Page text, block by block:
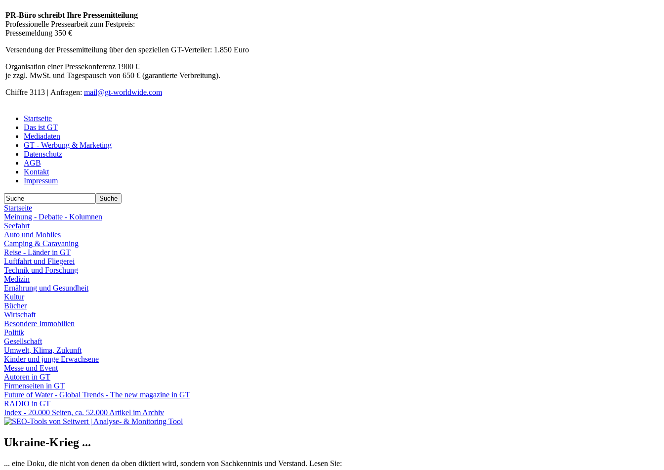
PR-Büro schreibt Ihre Pressemitteilung
Professionelle Pressearbeit zum Festpreis:
Pressemeldung 350 €
Versendung der Pressemitteilung über den speziellen GT-Verteiler: 1.850 Euro
Organisation einer Pressekonferenz 1900 €
je zzgl. MwSt. und Tagespausch von 650 € (garantierte Verbreitung).
Chiffre 3113 | Anfragen: mail@gt-worldwide.com
Startseite
Das ist GT
Mediadaten
GT - Werbung & Marketing
Datenschutz
AGB
Kontakt
Impressum
Startseite
Meinung - Debatte - Kolumnen
Seefahrt
Auto und Mobiles
Camping & Caravaning
Reise - Länder in GT
Luftfahrt und Fliegerei
Technik und Forschung
Medizin
Ernährung und Gesundheit
Kultur
Bücher
Wirtschaft
Besondere Immobilien
Politik
Gesellschaft
Umwelt, Klima, Zukunft
Kinder und junge Erwachsene
Messe und Event
Autoren in GT
Firmenseiten in GT
Future of Water - Global Trends - The new magazine in GT
RADIO in GT
Index - 20.000 Seiten, ca. 52.000 Artikel im Archiv
Ukraine-Krieg ...
... eine Doku, die nicht von denen da oben diktiert wird, sondern von Sachkenntnis und Verstand. Lesen Sie: